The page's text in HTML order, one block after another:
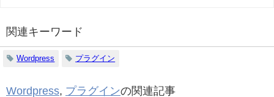
関連キーワード
Wordpress プラグイン
Wordpress プラグインの関連記事